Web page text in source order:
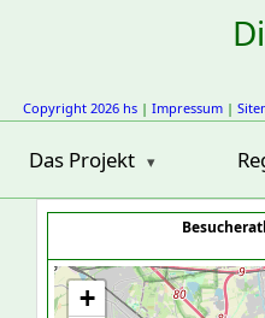
Copyright 2026 hs | Impressum |
Das Projekt
+